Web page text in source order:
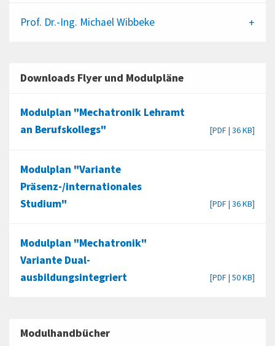
Prof. Dr.-Ing. Michael Wibbeke
Downloads Flyer und Modulpläne
Modulplan "Mechatronik Lehramt
an Berufskollegs"
[PDF | 36 KB]
Modulplan "Variante
Präsenz-/internationales
Studium"
[PDF | 36 KB]
Modulplan "Mechatronik"
Variante Dual-
ausbildungsintegriert
[PDF | 50 KB]
Modulhandbücher